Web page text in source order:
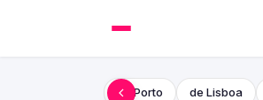
do Porto de Lisboa